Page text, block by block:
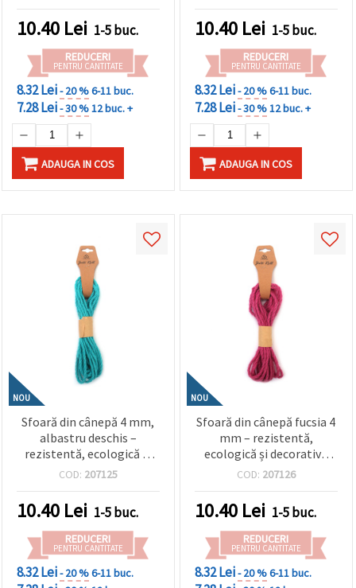
10.40 Lei 1-5 buc.
REDUCERI
PENTRU CANTITATE
8.32 Lei- 20 %6-11 buc.
7.28 Lei- 30 %12 buc. +
ADAUGA IN COS
m
10.40 Lei 1-5 buc.
REDUCERI
PENTRU CANTITATE
8.32 Lei- 20 %6-11 buc.
7.28 Lei- 30 %12 buc. +
ADAUGA IN COS
NOU
Sfoară din cânepă 4 mm,
albastru deschis –
rezistentă, ecologică și
decorativă pentru hobby,
COD: 207125
10.40 Lei 1-5 buc.
REDUCERI
PENTRU CANTITATE
8.32 Lei- 20 %6-11 buc.
NOU
Sfoară din cânepă fucsia 4
mm – rezistentă,
ecologică și decorativă
pentru hobby, DIY și
COD: 207126
10.40 Lei 1-5 buc.
REDUCERI
PENTRU CANTITATE
8.32 Lei- 20 %6-11 buc.